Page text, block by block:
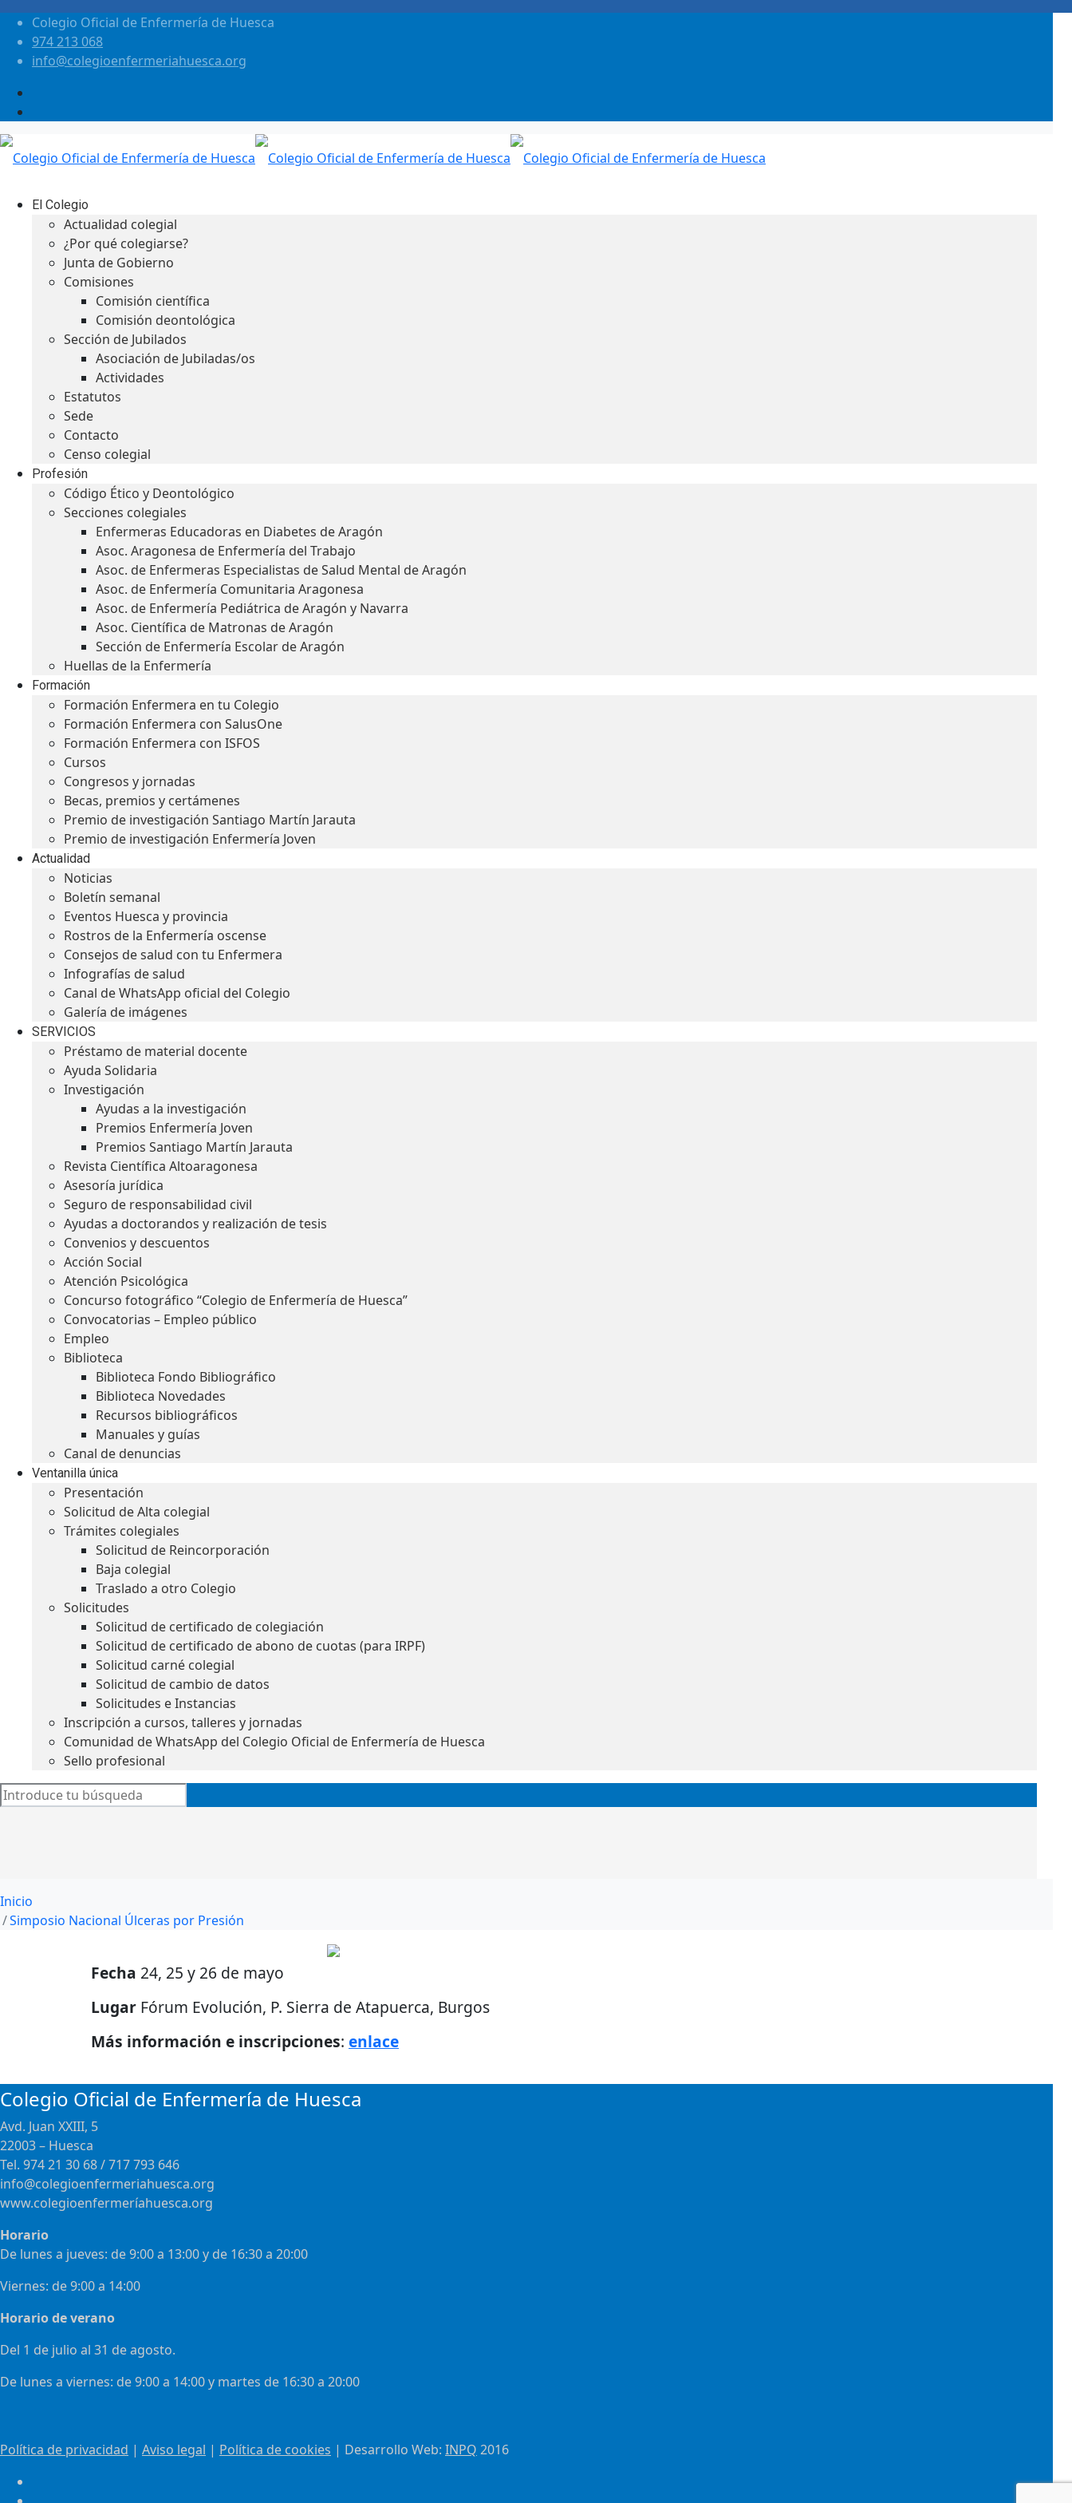
Colegio Oficial de Enfermería de Huesca
974 213 068
info@colegioenfermeriahuesca.org
El Colegio
Actualidad colegial
¿Por qué colegiarse?
Junta de Gobierno
Comisiones
Comisión científica
Comisión deontológica
Sección de Jubilados
Asociación de Jubiladas/os
Actividades
Estatutos
Sede
Contacto
Censo colegial
Profesión
Código Ético y Deontológico
Secciones colegiales
Enfermeras Educadoras en Diabetes de Aragón
Asoc. Aragonesa de Enfermería del Trabajo
Asoc. de Enfermeras Especialistas de Salud Mental de Aragón
Asoc. de Enfermería Comunitaria Aragonesa
Asoc. de Enfermería Pediátrica de Aragón y Navarra
Asoc. Científica de Matronas de Aragón
Sección de Enfermería Escolar de Aragón
Huellas de la Enfermería
Formación
Formación Enfermera en tu Colegio
Formación Enfermera con SalusOne
Formación Enfermera con ISFOS
Cursos
Congresos y jornadas
Becas, premios y certámenes
Premio de investigación Santiago Martín Jarauta
Premio de investigación Enfermería Joven
Actualidad
Noticias
Boletín semanal
Eventos Huesca y provincia
Rostros de la Enfermería oscense
Consejos de salud con tu Enfermera
Infografías de salud
Canal de WhatsApp oficial del Colegio
Galería de imágenes
SERVICIOS
Préstamo de material docente
Ayuda Solidaria
Investigación
Ayudas a la investigación
Premios Enfermería Joven
Premios Santiago Martín Jarauta
Revista Científica Altoaragonesa
Asesoría jurídica
Seguro de responsabilidad civil
Ayudas a doctorandos y realización de tesis
Convenios y descuentos
Acción Social
Atención Psicológica
Concurso fotográfico “Colegio de Enfermería de Huesca”
Convocatorias – Empleo público
Empleo
Biblioteca
Biblioteca Fondo Bibliográfico
Biblioteca Novedades
Recursos bibliográficos
Manuales y guías
Canal de denuncias
Ventanilla única
Presentación
Solicitud de Alta colegial
Trámites colegiales
Solicitud de Reincorporación
Baja colegial
Traslado a otro Colegio
Solicitudes
Solicitud de certificado de colegiación
Solicitud de certificado de abono de cuotas (para IRPF)
Solicitud carné colegial
Solicitud de cambio de datos
Solicitudes e Instancias
Inscripción a cursos, talleres y jornadas
Comunidad de WhatsApp del Colegio Oficial de Enfermería de Huesca
Sello profesional
Inicio
Simposio Nacional Úlceras por Presión
Fecha 24, 25 y 26 de mayo
Lugar Fórum Evolución, P. Sierra de Atapuerca, Burgos
Más información e inscripciones: enlace
Colegio Oficial de Enfermería de Huesca
Avd. Juan XXIII, 5
22003 – Huesca
Tel. 974 21 30 68 / 717 793 646
info@colegioenfermeriahuesca.org
www.colegioenfermeríahuesca.org
Horario
De lunes a jueves: de 9:00 a 13:00 y de 16:30 a 20:00
Viernes: de 9:00 a 14:00
Horario de verano
Del 1 de julio al 31 de agosto.
De lunes a viernes: de 9:00 a 14:00 y martes de 16:30 a 20:00
Política de privacidad | Aviso legal | Política de cookies | Desarrollo Web: INPQ 2016